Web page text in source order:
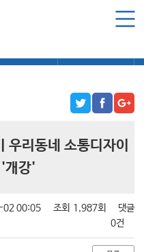
개
마이페이지
우리동네 소통디자이
개강'
00:05 조회 1,987회
댓글
0건